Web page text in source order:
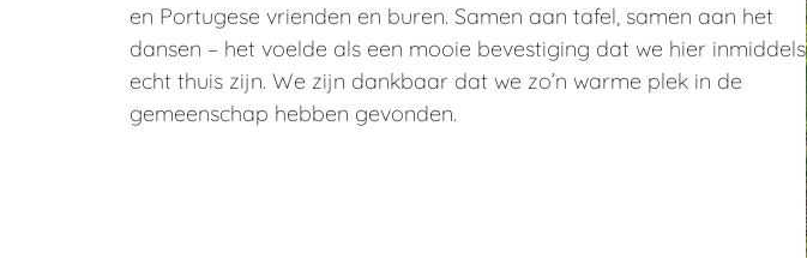
en Portugese vrienden en buren. Samen aan tafel, samen aan het
dansen – het voelde als een mooie bevestiging dat we hier inmiddels
echt thuis zijn. We zijn dankbaar dat we zo’n warme plek in de
gemeenschap hebben gevonden.